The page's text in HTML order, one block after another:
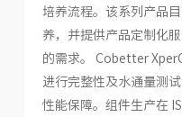
培养流程。该系列产品
养，并提供产品定制化
的需求。 Cobetter
进行完整性及水通量测
性能保障。组件生产在